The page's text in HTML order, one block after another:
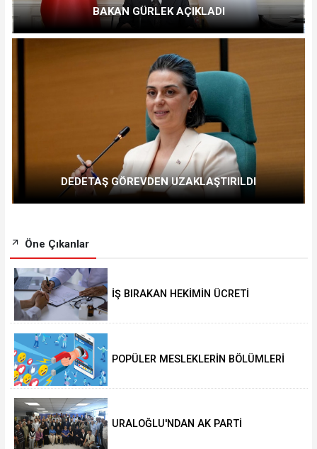
BAKAN GÜRLEK AÇIKLADI
DEDETAŞ GÖREVDEN UZAKLAŞTIRILDI
Öne Çıkanlar
İŞ BIRAKAN HEKİMİN ÜCRETİ
POPÜLER MESLEKLERİN BÖLÜMLERİ
URALOĞLU'NDAN AK PARTİ